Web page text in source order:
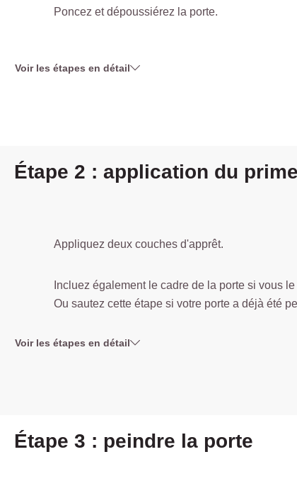
Poncez et dépoussiérez la porte.
Voir les étapes en détail
Étape 2 : application du
Appliquez deux couches d'apprêt.
Incluez également le cadre de la porte si vous
Ou sautez cette étape si votre porte a déjà été
Voir les étapes en détail
Étape 3 : peindre la porte